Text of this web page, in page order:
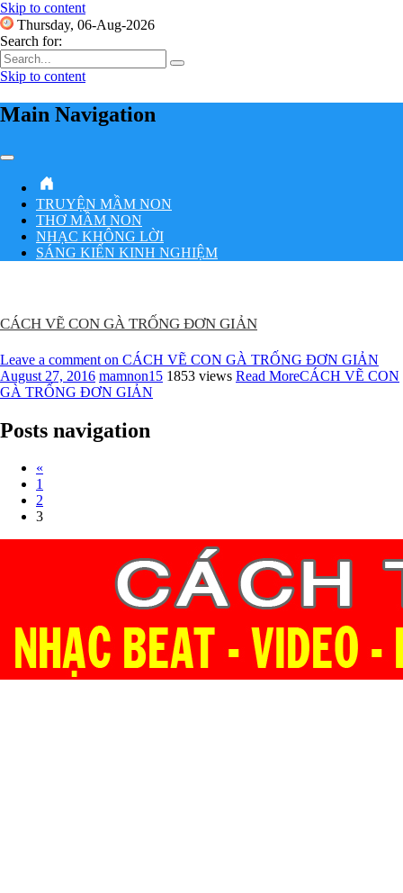
Skip to content
Thursday, 06-Aug-2026
Search for:
Skip to content
Main Navigation
TRUYỆN MẦM NON
THƠ MẦM NON
NHẠC KHÔNG LỜI
SÁNG KIẾN KINH NGHIỆM
CÁCH VẼ CON GÀ TRỐNG ĐƠN GIẢN
Leave a comment on CÁCH VẼ CON GÀ TRỐNG ĐƠN GIẢN
August 27, 2016 mamnon15 1853 views Read MoreCÁCH VẼ CON
GÀ TRỐNG ĐƠN GIẢN
Posts navigation
«
1
2
3